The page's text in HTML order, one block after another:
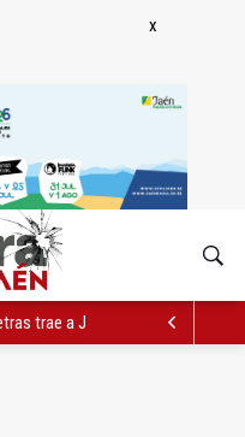
trae a Jaén al filósofo Omar